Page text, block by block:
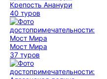
Крепость Ананури
40 туров
Мост Мира
37 туров